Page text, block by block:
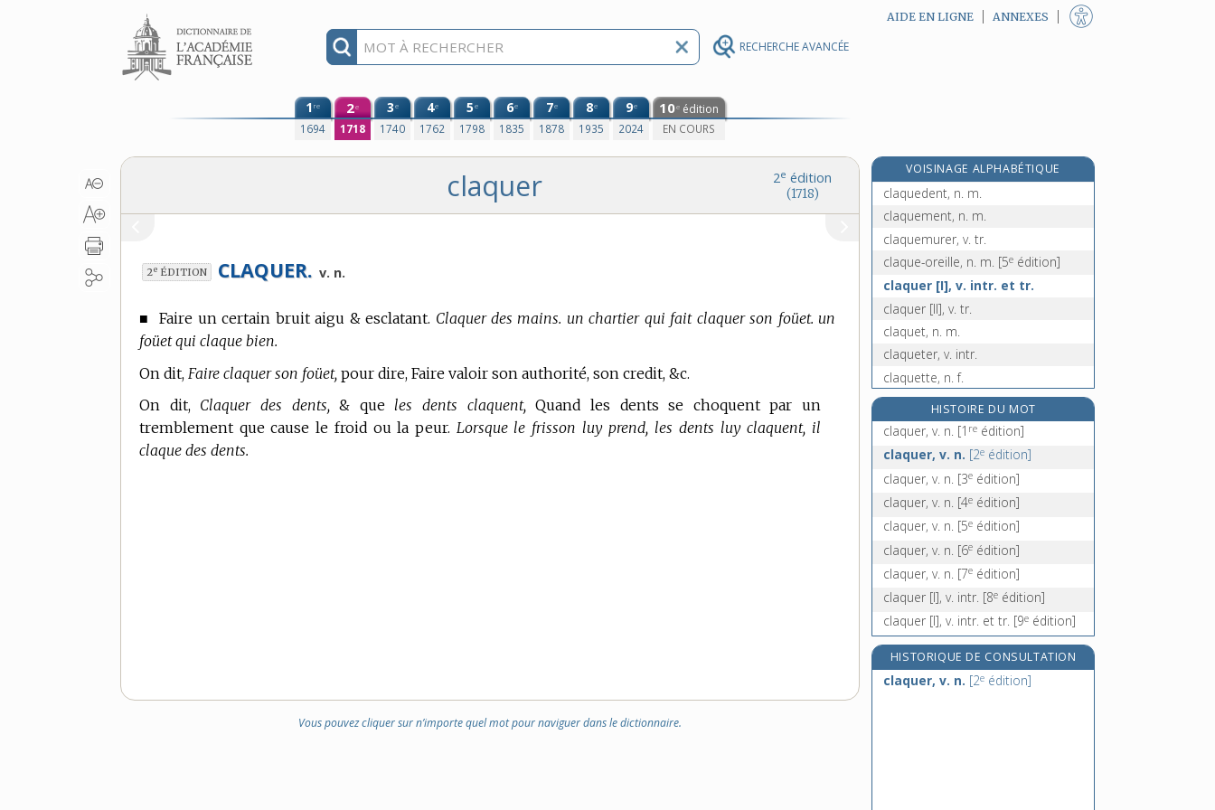
RECHERCHE AVANCÉE
Aller au contenu AIDE EN LIGNE ANNEXES
1re
1694
2e
1718
3e
1740
4e
1762
5e
1798
6e
1835
7e
1878
8e
1935
9e
2024
10e édition
EN COURS
2e édition
(1718)
claquer
2e ÉDITION CLAQUER. v. n.
■Faire un certain bruit aigu & esclatant. Claquer des mains. un chartier qui fait claquer son foüet. un
foüet qui claque bien.
On dit, Faire claquer son foüet, pour dire, Faire valoir son authorité, son credit, &c.
On dit, Claquer des dents,& que les dents claquent,Quand les dents se choquent par un
tremblement que cause le froid ou la peur. Lorsque le frisson luy prend, les dents luy claquent, il
claque des dents.
Vous pouvez cliquer sur n’importe quel mot pour naviguer dans le dictionnaire.
VOISINAGE ALPHABÉTIQUE
claque [IV], n. m.
claquedent, n. m.
claquement, n. m.
claquemurer, v. tr.
claque-oreille, n. m. [5e édition]
claquer [I], v. intr. et tr.
claquer [II], v. tr.
claquet, n. m.
claqueter, v. intr.
claquette, n. f.
claqueur, n. m.
claquoir, n. m.
clarification, n. f.
clarine, n. f.
HISTOIRE DU MOT
claquer, v. n. [1 re édition]
claquer, v. n. [2e édition]
claquer, v. n. [3e édition]
claquer, v. n. [4e édition]
claquer, v. n. [5e édition]
claquer, v. n. [6e édition]
claquer, v. n. [7e édition]
claquer [I], v. intr. [8e édition]
claquer [I], v. intr. et tr. [9e édition]
HISTORIQUE DE CONSULTATION
claquer, v. n. [2e édition]